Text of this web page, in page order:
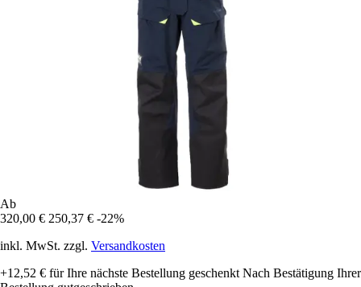
Ab
320,00 € 250,37 € -22%
inkl. MwSt. zzgl. Versandkosten
+12,52 € für Ihre nächste Bestellung geschenkt Nach Bestätigung Ihrer